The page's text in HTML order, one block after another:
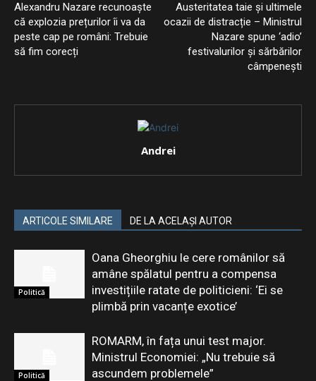
Alexandru Nazare recunoaște
că explozia prețurilor îi va da
peste cap pe români: Trebuie
să fim corecți
Austeritatea taie și ultimele
ocazii de distracție – Ministrul
Nazare spune ‘adio’
festivalurilor și sărbărilor
câmpenești
Andrei
ARTICOLE SIMILARE DE LA ACELAȘI AUTOR
Politică
Oana Gheorghiu le cere românilor să
amâne spălatul pentru a compensa
investițiile ratate de politicieni: ‘Ei se
plimbă prin vacanțe exotice’
Politică
ROMARM, în fața unui test major.
Ministrul Economiei: „Nu trebuie să
ascundem problemele”